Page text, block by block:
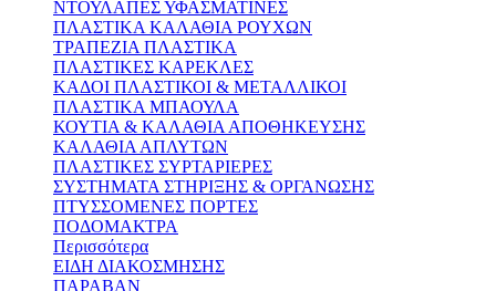
ΝΤΟΥΛΑΠΕΣ ΥΦΑΣΜΑΤΙΝΕΣ
ΠΛΑΣΤΙΚΑ ΚΑΛΑΘΙΑ ΡΟΥΧΩΝ
ΤΡΑΠΕΖΙΑ ΠΛΑΣΤΙΚΑ
ΠΛΑΣΤΙΚΕΣ ΚΑΡΕΚΛΕΣ
ΚΑΔΟΙ ΠΛΑΣΤΙΚΟΙ & ΜΕΤΑΛΛΙΚΟΙ
ΠΛΑΣΤΙΚΑ ΜΠΑΟΥΛΑ
ΚΟΥΤΙΑ & ΚΑΛΑΘΙΑ ΑΠΟΘΗΚΕΥΣΗΣ
ΚΑΛΑΘΙΑ ΑΠΛΥΤΩΝ
ΠΛΑΣΤΙΚΕΣ ΣΥΡΤΑΡΙΕΡΕΣ
ΣΥΣΤΗΜΑΤΑ ΣΤΗΡΙΞΗΣ & ΟΡΓΑΝΩΣΗΣ
ΠΤΥΣΣΟΜΕΝΕΣ ΠΟΡΤΕΣ
ΠΟΔΟΜΑΚΤΡΑ
Περισσότερα
ΕΙΔΗ ΔΙΑΚΟΣΜΗΣΗΣ
ΠΑΡΑΒΑΝ